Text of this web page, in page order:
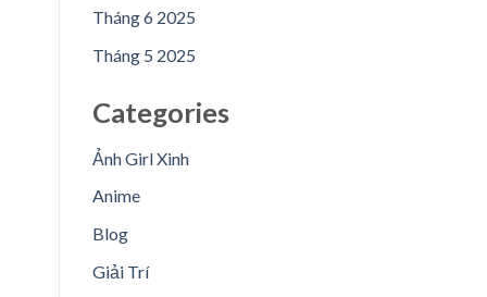
Tháng 6 2025
Tháng 5 2025
Categories
Ảnh Girl Xinh
Anime
Blog
Giải Trí